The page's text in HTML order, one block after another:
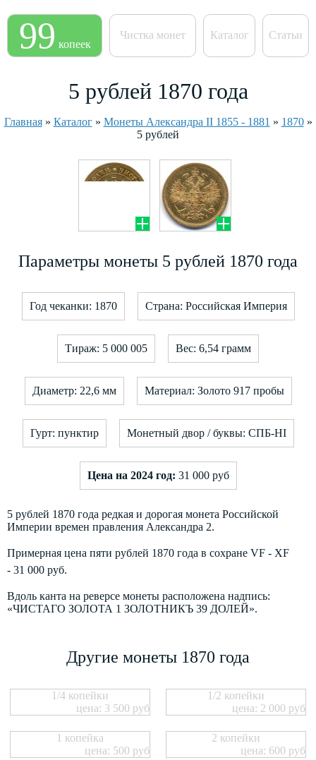
99 копеек
Чистка монет Каталог Статьи
5 рублей 1870 года
Главная» Каталог» Монеты Александра II 1855 - 1881 » 1870»
5 рублей
Параметры монеты 5 рублей 1870 года
Год чеканки: 1870 Страна: Российская Империя
Тираж: 5 000 005 Вес: 6,54 грамм
Диаметр: 22,6 мм Материал: Золото 917 пробы
Гурт: пунктир Монетный двор / буквы: СПБ-HI
Цена на 2024 год: 31 000 руб
5 рублей 1870 года редкая и дорогая монета Российской
Империи времен правления Александра 2.
Примерная цена пяти рублей 1870 года в сохране VF - XF
- 31 000 руб.
Вдоль канта на реверсе монеты расположена надпись:
«ЧИСТАГО ЗОЛОТА 1 ЗОЛОТНИКЪ 39 ДОЛЕЙ».
Другие монеты 1870 года
1/4 копейки
цена: 3 500 руб
1/2 копейки
цена: 2 000 руб
1 копейка
цена: 500 руб
2 копейки
цена: 600 руб